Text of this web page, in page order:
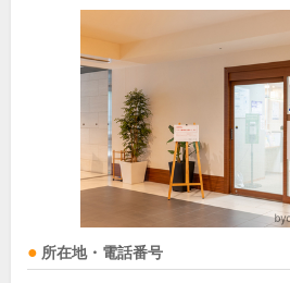
所在地・電話番号